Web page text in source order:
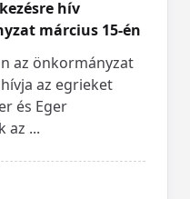
hív
március 15-én
az önkormányzat
az egrieket
és Eger
az ...